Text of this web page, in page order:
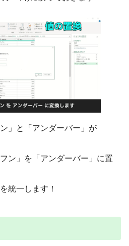
」と「アンダーバー」が
ン」を「アンダーバー」に置
統一します！